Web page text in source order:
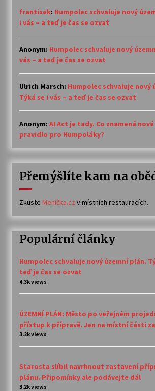
frantisek: Humpolec schvaluje nový
i vás – a teď je čas se ozvat
Anonym: Humpolec schvaluje nový
vás – a teď je čas se ozvat
Ulrich Marsch: Humpolec schvaluje nový
Týká se i vás – a teď je čas se ozvat
Anonym: AI Act je tady. Co znamená
pravidlo pro Humpoláky?
Přemýšlíte kam na
Zkuste Meníčka.cz v místních restauracích.
Populární články
Humpolec schvaluje nový územní plán.
teď je čas se ozvat
4.3k views
ÚZEMNÍ PLÁN: Město po veřejném
přístup k přípravě. Jen na místní části
3.2k views
Starosta slíbil navrhnout zastavení
plánu. Připomínky ale podávejte dál
3.2k views